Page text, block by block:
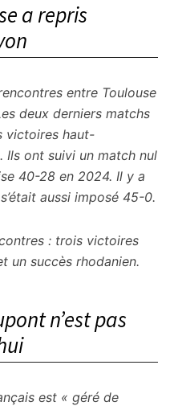
a repris
entre Toulouse
deux derniers matchs
victoires haut-
Ils ont suivi un match nul
40-28 en 2024. Il y a
aussi imposé 45-0.
: trois victoires
un succès rhodanien.
n’est pas
est « géré de